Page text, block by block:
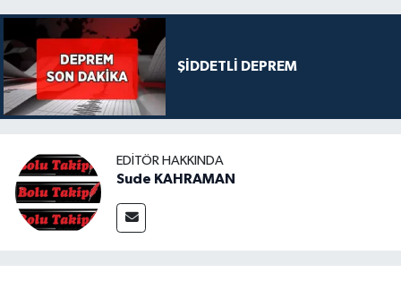
ŞİDDETLİ DEPREM
EDITÖR HAKKINDA
Sude KAHRAMAN